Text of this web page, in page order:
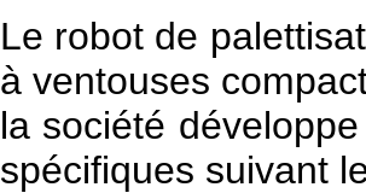
Le robot de
à ventouses
la société
spécifiques suivant